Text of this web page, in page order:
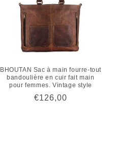
BHOUTAN Sac à main fourre-tout
bandoulière en cuir fait main
pour femmes. Vintage style
Prix
€126,00